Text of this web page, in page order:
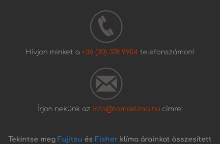
Hívjon minket a +36 (30) 378 9904 telefonszámon!
Írjon nekünk az info@tomaklima.hucímre!
Tekintse meg Fujitsu és Fisher klíma árainkat összesített